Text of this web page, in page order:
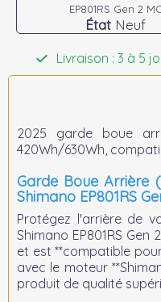
EP801RS Gen 2
État Neuf
Livraison : 3 à 5
2025 garde boue
420Wh/630Wh,
Garde Boue Arrière
Shimano EP801RS
Protégez l'arrière de
Shimano EP801RS
et est **compatible
avec le moteur
produit de qualité